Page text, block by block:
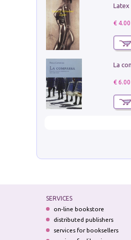
Latex
€ 4.00
€ 6.00
SERVICES
on-line bookstore
distributed publishers
services for booksellers